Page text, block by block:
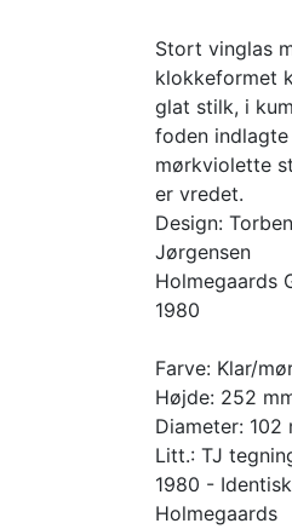
Stort vinglas
klokkeformet
glat stilk, i
foden indlagte
mørkviolette
er vredet.
Design: Torben
Jørgensen
Holmegaards
1980
Farve: Klar/
Højde: 252
Diameter: 102
Litt.: TJ
1980 -
Holmegaards